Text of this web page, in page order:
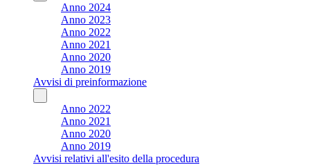
Anno 2024
Anno 2023
Anno 2022
Anno 2021
Anno 2020
Anno 2019
Avvisi di preinformazione
Anno 2022
Anno 2021
Anno 2020
Anno 2019
Avvisi relativi all'esito della procedura